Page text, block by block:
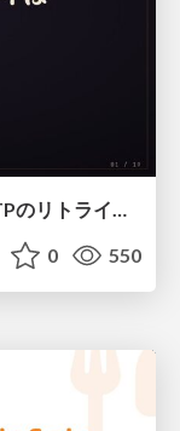
琵琶湖の水は止められてもNet--HTTPのリトライは止められない / You might be able to stop the water flow of Lake Biwa but you can't stop Net::HTTP retries
0 550